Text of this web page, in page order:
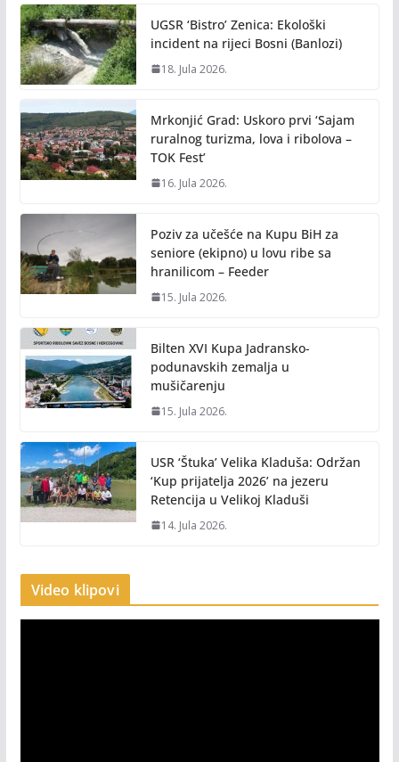
UGSR ‘Bistro’ Zenica: Ekološki
incident na rijeci Bosni (Banlozi)
18. Jula 2026.
Mrkonjić Grad: Uskoro prvi ‘Sajam
ruralnog turizma, lova i ribolova –
TOK Fest’
16. Jula 2026.
Poziv za učešće na Kupu BiH za
seniore (ekipno) u lovu ribe sa
hranilicom – Feeder
15. Jula 2026.
Bilten XVI Kupa Jadransko-
podunavskih zemalja u
mušičarenju
15. Jula 2026.
USR ‘Štuka’ Velika Kladuša: Održan
‘Kup prijatelja 2026’ na jezeru
Retencija u Velikoj Kladuši
14. Jula 2026.
Video klipovi